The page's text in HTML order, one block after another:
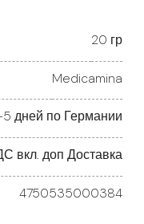
20 гр
Medicamina
дней по Германии
вкл. доп Доставка
4750535000384